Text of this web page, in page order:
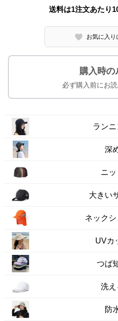
送料は1注文あたり
お気に入り
購入時の
必ず購入前にお読
ラン
深
ニッ
大きい
ネックシ
UVカ
つば
洗え
防